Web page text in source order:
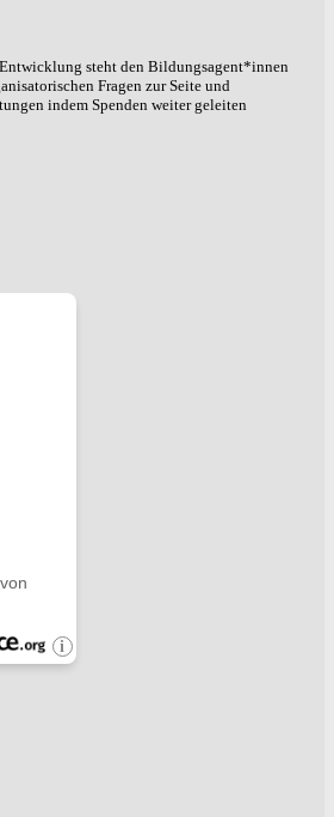
Entwicklung steht den Bildungsagent*innen
Fragen zur Seite und
indem Spenden weiter geleiten